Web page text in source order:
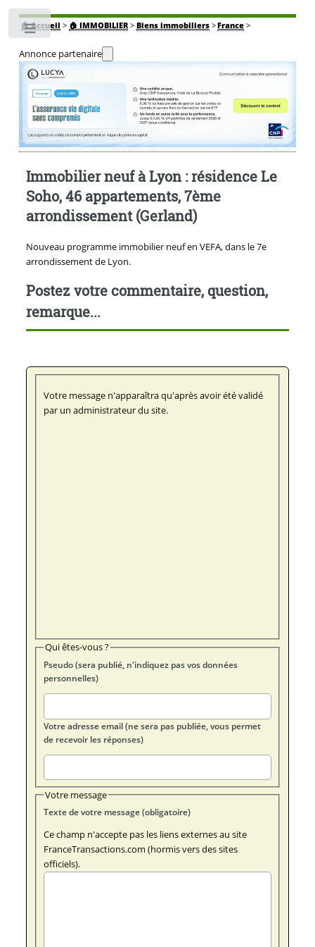
🏠Accueil > 🏠 IMMOBILIER> Biens immobiliers>France >
Annonce partenaire
Immobilier neuf à Lyon : résidence Le
Soho, 46 appartements, 7ème
arrondissement (Gerland)
Nouveau programme immobilier neuf en VEFA, dans le 7e
arrondissement de Lyon.
Postez votre commentaire, question,
remarque...
Votre message n'apparaîtra qu'après avoir été validé
par un administrateur du site.
Qui êtes-vous ?
Pseudo (sera publié, n'indiquez pas vos données
personnelles)
Votre adresse email (ne sera pas publiée, vous permet
de recevoir les réponses)
Votre message
Texte de votre message (obligatoire)
Ce champ n'accepte pas les liens externes au site
FranceTransactions.com (hormis vers des sites
officiels).
Toggle